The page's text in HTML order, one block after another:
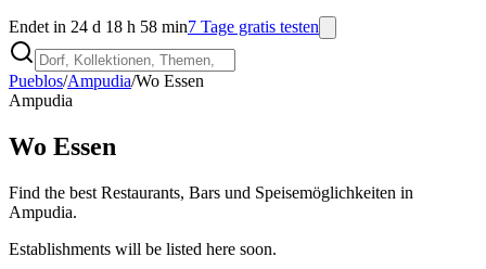
Endet in 24 d 18 h 58 min7 Tage gratis testen
Pueblos/Ampudia/Wo Essen
Ampudia
Wo Essen
Find the best Restaurants, Bars und Speisemöglichkeiten in
Ampudia.
Establishments will be listed here soon.